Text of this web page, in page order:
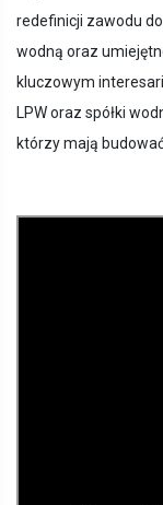
redefinicji zawodu
wodną oraz
kluczowym
LPW oraz spółki
którzy mają